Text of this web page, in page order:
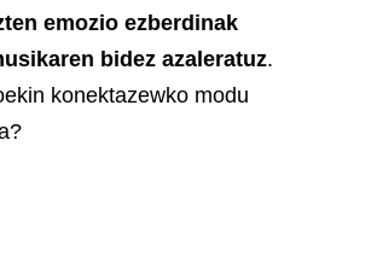
emozio ezberdinak
bidez azaleratuz.
konektazewko modu